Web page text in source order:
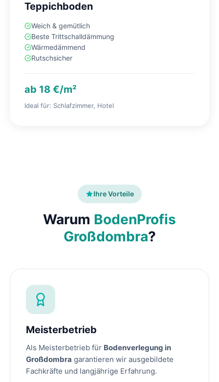
Teppichboden
Weich & gemütlich
Beste Trittschalldämmung
Wärmedämmend
Rutschsicher
ab 18 €/m²
Ideal für: Schlafzimmer, Hotel
Ihre Vorteile
Warum BodenProfis
Großdombra?
Meisterbetrieb
Als Meisterbetrieb für Bodenverlegung in
Großdombra garantieren wir ausgebildete
Fachkräfte und langjährige Erfahrung.